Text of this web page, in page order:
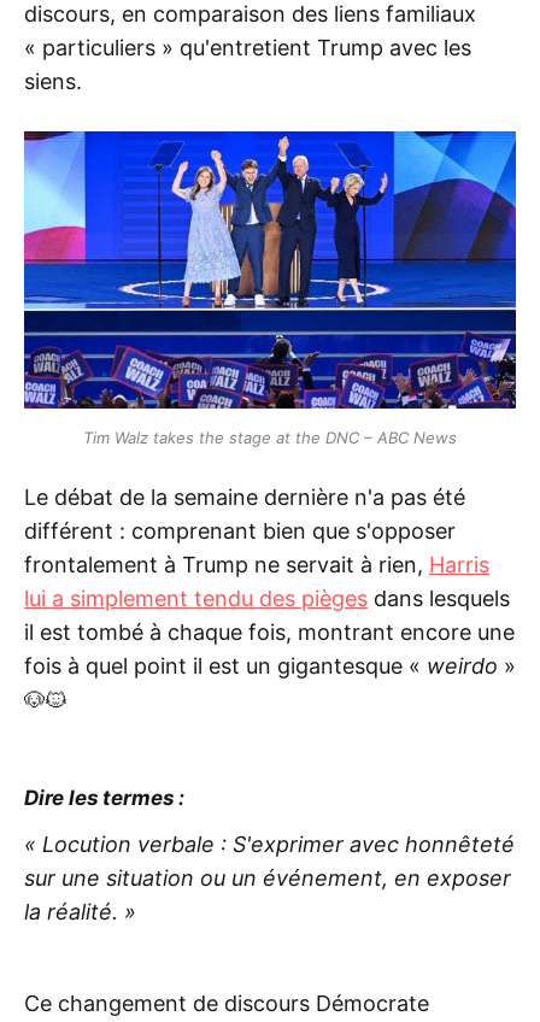
discours, en comparaison des liens familiaux
« particuliers » qu'entretient Trump avec les
siens.
Tim Walz takes the stage at the DNC – ABC News
Le débat de la semaine dernière n'a pas été
différent : comprenant bien que s'opposer
frontalement à Trump ne servait à rien, Harris
lui a simplement tendu des pièges dans lesquels
il est tombé à chaque fois, montrant encore une
fois à quel point il est un gigantesque « weirdo »
🐶🐱
Dire les termes :
« Locution verbale : S'exprimer avec honnêteté
sur une situation ou un événement, en exposer
la réalité. »
Ce changement de discours Démocrate